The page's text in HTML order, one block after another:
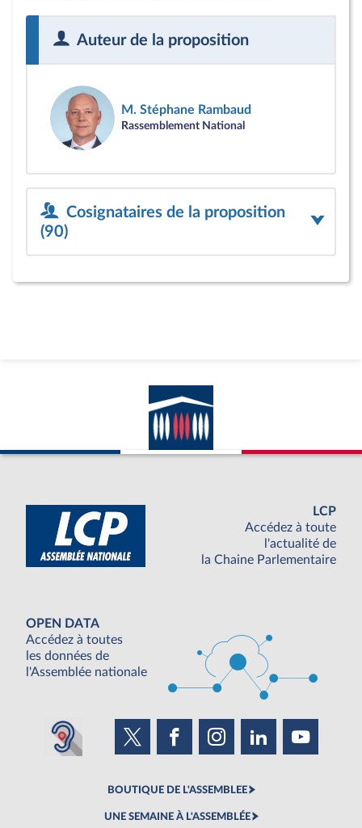
Auteur de la proposition
M. Stéphane Rambaud
Rassemblement National
Cosignataires de la proposition
(90)
LCP
Accédez à toute
l'actualité de
la Chaine Parlementaire
OPEN DATA
Accédez à toutes
les données de
l'Assemblée nationale
BOUTIQUE DE L'ASSEMBLEE
UNE SEMAINE À L'ASSEMBLÉE